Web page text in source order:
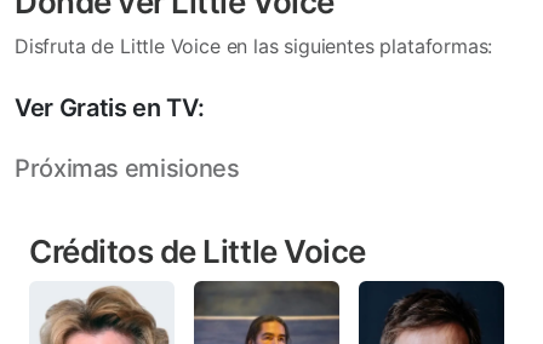
Disfruta de Little Voice en las siguientes plataformas:
Ver Gratis en TV:
Próximas emisiones
Créditos de Little Voice